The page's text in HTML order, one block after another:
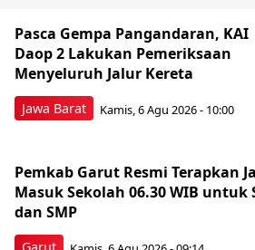
Jawa Barat
Pasca Gempa Pangandaran, KAI
Daop 2 Lakukan Pemeriksaan
Menyeluruh Jalur Kereta
Kamis, 6 Agu 2026 - 10:00
Pemkab Garut Resmi Terapkan
Masuk Sekolah 06.30 WIB untuk
dan SMP